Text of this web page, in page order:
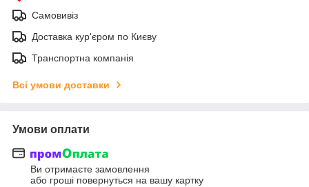
Самовивіз
Доставка кур'єром по Києву
Транспортна компанія
Всі умови доставки
Умови оплати
Ви отримаєте замовлення
або гроші повернуться на вашу картку